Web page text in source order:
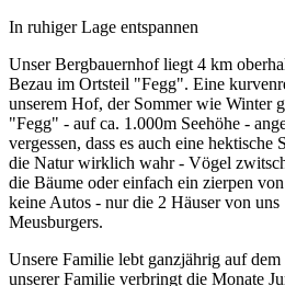
In ruhiger Lage entspannen
Unser Bergbauernhof liegt 4 km
Bezau im Ortsteil "Fegg". Eine
unserem Hof, der Sommer wie Winter
"Fegg" - auf ca. 1.000m Seehöhe -
vergessen, dass es auch eine hektische
die Naturwirklich wahr - Vögel
die Bäume oder einfach ein zierpen
keine Autos - nur die 2 Häuser von uns
Meusburgers.
Unsere Familie lebt ganzjährig auf dem
unserer Familie verbringt die Monate